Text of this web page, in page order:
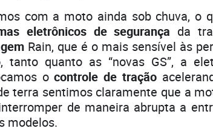
com a moto ainda sob chuva, o
eletrônicos de segurança da
Rain, que é o mais sensível às
tanto quanto as “novas GS”, a
ocontrole de tração
terra sentimos claramente que a
de maneira abrupta a
modelos.